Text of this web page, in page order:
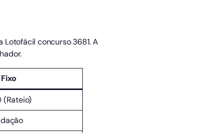
concurso 3681. A
(Rateio)